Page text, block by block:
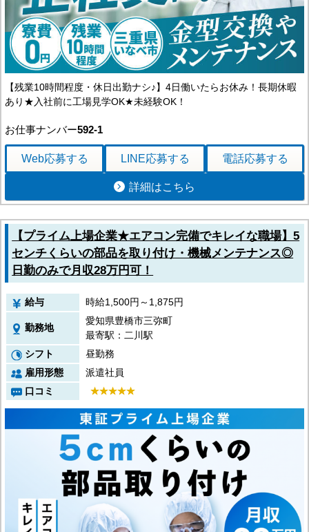
【残業10時間程度・休日出勤ナシ♪】4日働いたらお休み！長期休暇
あり★入社前に工場見学OK★未経験OK！
お仕事ナンバー592-1
Web応募する LINE応募する 電話応募する
詳細はこちら
【プライム上場企業★エアコン完備でキレイな職場】5
センチくらいの部品を取り付け・機械メンテナンス◎
日勤のみで月収28万円可！
給与 時給1,500円～1,875円
勤務地
愛知県豊橋市三弥町
最寄駅：二川駅
シフト
昼勤務
雇用形態
派遣社員
口コミ